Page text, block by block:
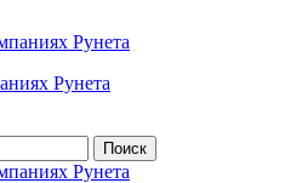
Рунета